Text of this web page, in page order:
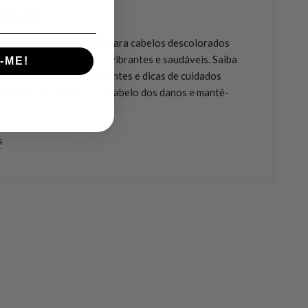
os melhores champôs para cabelos descolorados
as madeixas louras vibrantes e saudáveis. Saiba
os principais ingredientes e dicas de cuidados
para proteger o seu cabelo dos danos e mantê-
ME!